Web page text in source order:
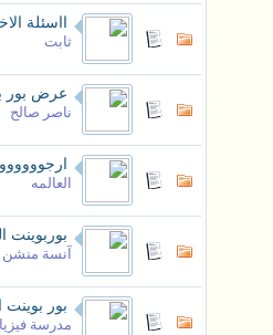
ااسئلة
ثابت
عرض بور
ناصر صالح
العالمه
بوربوينت
آنسة منشن
بور بوينت
مدرسة